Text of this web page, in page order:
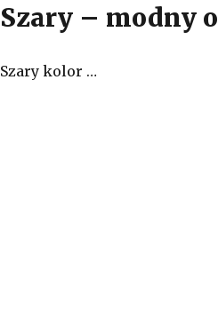
Szary – modny
Szary kolor …